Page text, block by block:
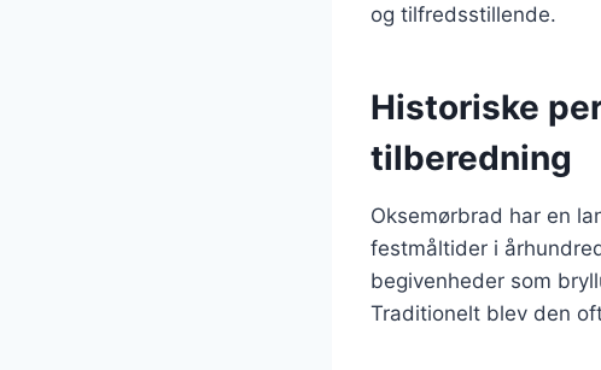
og tilfredsstillende.
Historiske
tilberedning
Oksemørbrad har en
festmåltider i
begivenheder som
Traditionelt blev den